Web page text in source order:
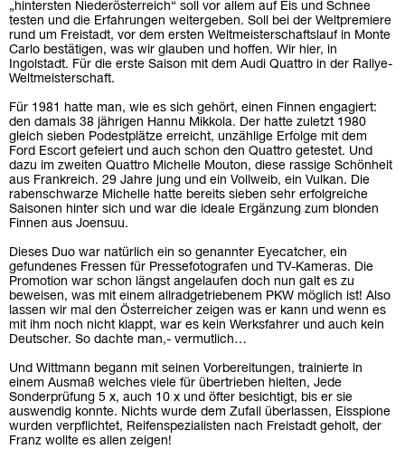
„hintersten Niederösterreich“ soll vor allem auf Eis und Schnee
testen und die Erfahrungen weitergeben. Soll bei der Weltpremiere
rund um Freistadt, vor dem ersten Weltmeisterschaftslauf in Monte
Carlo bestätigen, was wir glauben und hoffen. Wir hier, in
Ingolstadt. Für die erste Saison mit dem Audi Quattro in der Rallye-
Weltmeisterschaft.
Für 1981 hatte man, wie es sich gehört, einen Finnen engagiert:
den damals 38 jährigen Hannu Mikkola. Der hatte zuletzt 1980
gleich sieben Podestplätze erreicht, unzählige Erfolge mit dem
Ford Escort gefeiert und auch schon den Quattro getestet. Und
dazu im zweiten Quattro Michelle Mouton, diese rassige Schönheit
aus Frankreich. 29 Jahre jung und ein Vollweib, ein Vulkan. Die
rabenschwarze Michelle hatte bereits sieben sehr erfolgreiche
Saisonen hinter sich und war die ideale Ergänzung zum blonden
Finnen aus Joensuu.
Dieses Duo war natürlich ein so genannter Eyecatcher, ein
gefundenes Fressen für Pressefotografen und TV-Kameras. Die
Promotion war schon längst angelaufen doch nun galt es zu
beweisen, was mit einem allradgetriebenem PKW möglich ist! Also
lassen wir mal den Österreicher zeigen was er kann und wenn es
mit ihm noch nicht klappt, war es kein Werksfahrer und auch kein
Deutscher. So dachte man,- vermutlich…
Und Wittmann begann mit seinen Vorbereitungen, trainierte in
einem Ausmaß welches viele für übertrieben hielten, Jede
Sonderprüfung 5 x, auch 10 x und öfter besichtigt, bis er sie
auswendig konnte. Nichts wurde dem Zufall überlassen, Eisspione
wurden verpflichtet, Reifenspezialisten nach Freistadt geholt, der
Franz wollte es allen zeigen!